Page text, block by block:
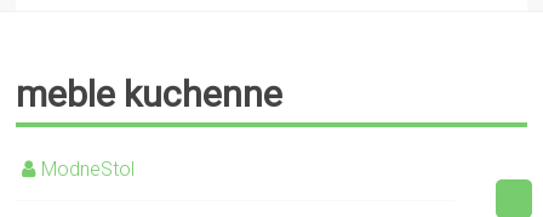
meble kuchenne
ModneStol